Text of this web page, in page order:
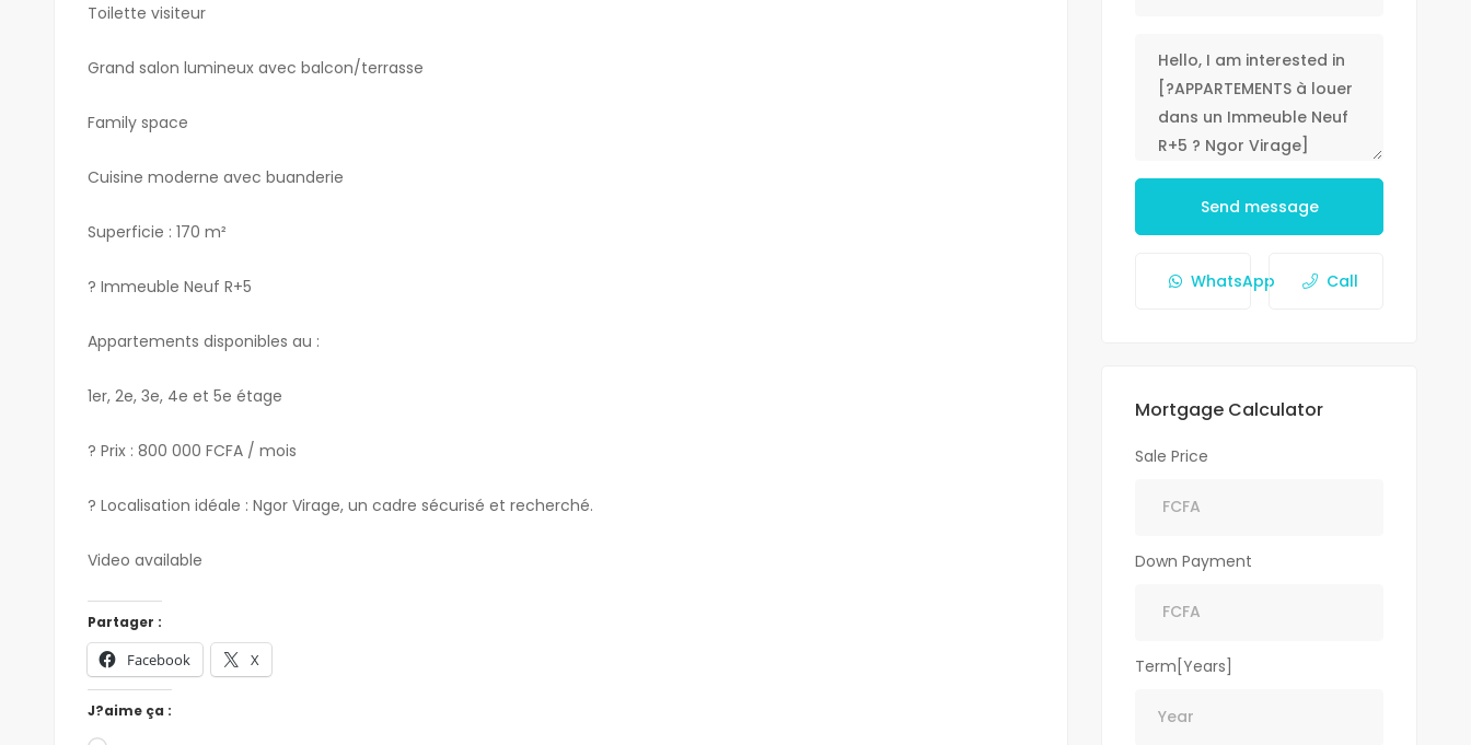
Toilette visiteur
Grand salon lumineux avec balcon/terrasse
Family space
Cuisine moderne avec buanderie
Superficie : 170 m²
? Immeuble Neuf R+5
Appartements disponibles au :
1er, 2e, 3e, 4e et 5e étage
? Prix : 800 000 FCFA / mois
? Localisation idéale : Ngor Virage, un cadre sécurisé et recherché.
Video available
Partager :
Facebook X
J?aime ça :
Send message
WhatsApp Call
Mortgage Calculator
Sale Price
Down Payment
Term[Years]